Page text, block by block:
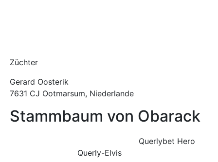
Züchter
Gerard Oosterik
7631 CJ Ootmarsum, Niederlande
Stammbaum von Obarack
Querly-Elvis
Querlybet Hero